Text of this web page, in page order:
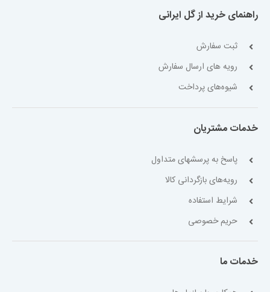
راهنمای خرید از گل ایرانی
ثبت سفارش
رویه های ارسال سفارش
شیوه‌های پرداخت
خدمات مشتریان
پاسخ به پرسشهای متداول
رویه‌های بازگردانی کالا
شرایط استفاده
حریم خصوصی
خدمات ما